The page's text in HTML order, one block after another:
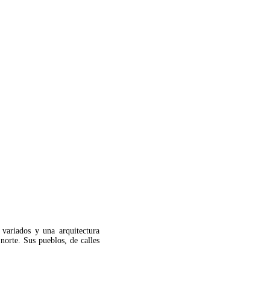
y una arquitectura
Sus pueblos, de calles